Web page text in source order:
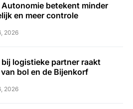
Autonomie betekent minder
en meer controle
2026
bij logistieke partner raakt
bol en de Bijenkorf
2026